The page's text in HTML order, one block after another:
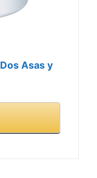
Asas y